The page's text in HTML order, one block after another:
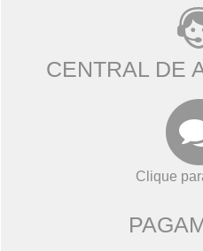
CENTRAL DE
Clique